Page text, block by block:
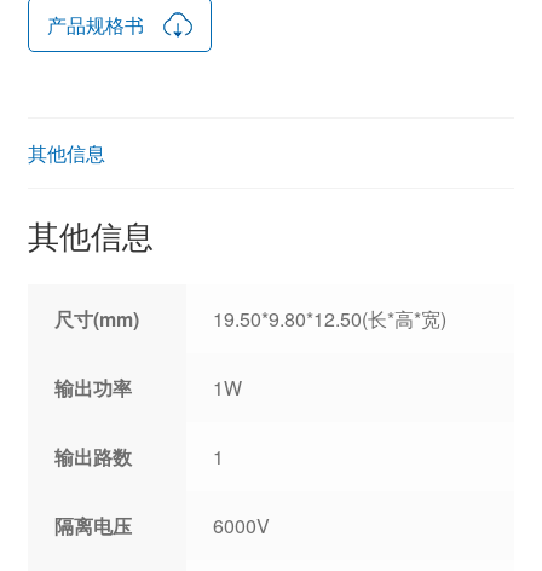
产品规格书
其他信息
其他信息
尺寸(mm) 19.50*9.80*12.50(长*高*宽)
输出功率 1W
输出路数 1
隔离电压 6000V